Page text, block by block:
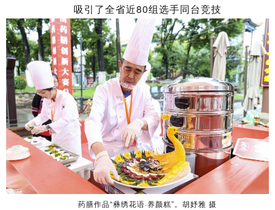
吸引了全省近80组选手同台竞技
药膳作品“彝绣花语·养颜糕”。胡妤雅 摄